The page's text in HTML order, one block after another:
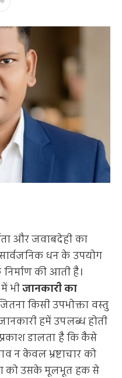
और जवाबदेही का
धन के उपयोग
की आती है।
भीजानकारी का
किसी उपभोक्ता वस्तु
हमें उपलब्ध होती
डालता है कि कैसे
न केवल भ्रष्टाचार को
को उसके मूलभूत हक से